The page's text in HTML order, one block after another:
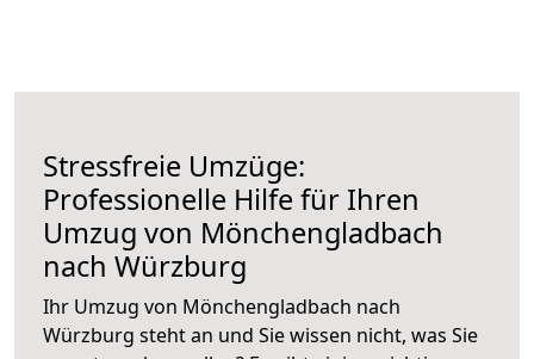
Stressfreie Umzüge:
Professionelle Hilfe für Ihren
Umzug von Mönchengladbach
nach Würzburg
Ihr Umzug von Mönchengladbach nach
Würzburg steht an und Sie wissen nicht, was Sie